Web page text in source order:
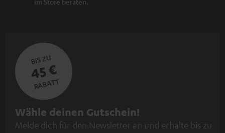
BIS ZU
45 €
RABATT
N
e
Wähle deinen Gutschein!
Melde dich für den Newsletter an und erhalte bis zu